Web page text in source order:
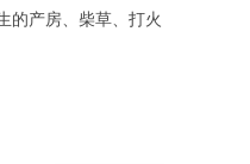
的产房、柴草、打火